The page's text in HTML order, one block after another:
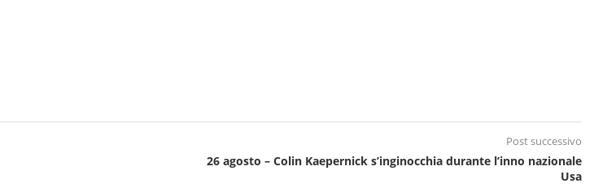
Post successivo
26 agosto – Colin Kaepernick s’inginocchia durante l’inno nazionale
Usa